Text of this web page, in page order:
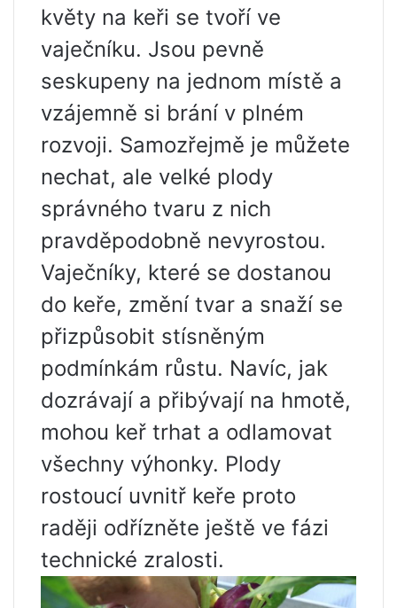
květy na keři se tvoří ve
vaječníku. Jsou pevně
seskupeny na jednom místě a
vzájemně si brání v plném
rozvoji. Samozřejmě je můžete
nechat, ale velké plody
správného tvaru z nich
pravděpodobně nevyrostou.
Vaječníky, které se dostanou
do keře, změní tvar a snaží se
přizpůsobit stísněným
podmínkám růstu. Navíc, jak
dozrávají a přibývají na hmotě,
mohou keř trhat a odlamovat
všechny výhonky. Plody
rostoucí uvnitř keře proto
raději odřízněte ještě ve fázi
technické zralosti.